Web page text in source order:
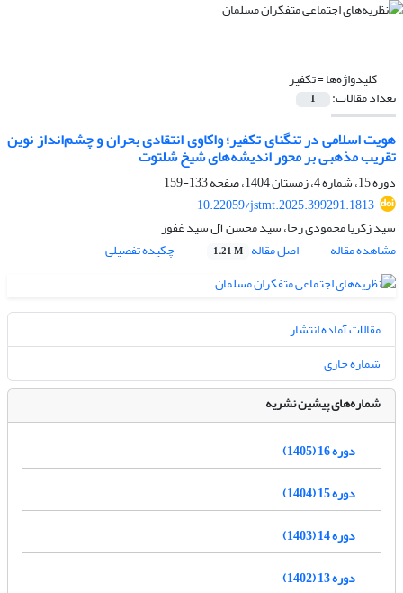
کلیدواژه‌ها =تکفیر
تعداد مقالات: 1
هویت اسلامی در تنگنای تکفیر؛ واکاوی انتقادی بحران و چشم‌انداز نوین
تقریب مذهبی بر محور اندیشه‌های شیخ شلتوت
دوره 15، شماره 4، زمستان 1404، صفحه
133-159
10.22059/jstmt.2025.399291.1813
سید زکریا محمودی رجا، سید محسن آل سید غفور
مشاهده مقاله
اصل مقاله 1.21 M چکیده تفصیلی
مقالات آماده انتشار
شماره جاری
شماره‌های پیشین نشریه
دوره 16 (1405)
دوره 15 (1404)
دوره 14 (1403)
دوره 13 (1402)